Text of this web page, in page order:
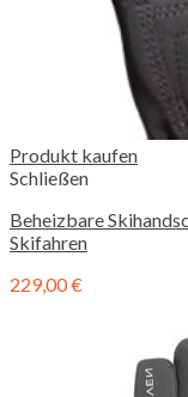
Produkt kaufen
Schließen
Beheizbare
Skifahren
229,00€